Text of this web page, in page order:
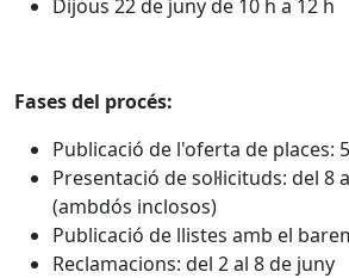
Dijous 22 de juny de 10 h a 12 h
Fases del procés:
Publicació de l'oferta de places:
Presentació de sol·licituds: del 8
(ambdós inclosos)
Publicació de llistes amb el
Reclamacions: del 2 al 8 de juny